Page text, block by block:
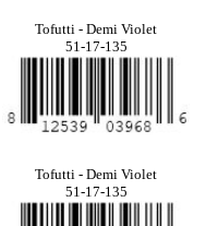
Tofutti - Demi Violet
51-17-135
Tofutti - Demi Violet
51-17-135